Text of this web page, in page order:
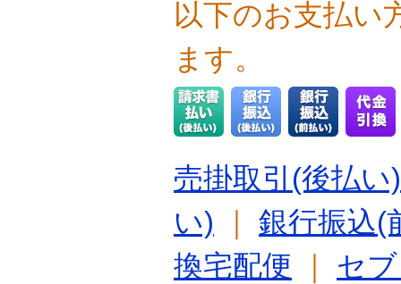
以下のお支払い
ます。
売掛取引(後払い)
い) ｜ 銀行振込(
換宅配便 ｜ セ